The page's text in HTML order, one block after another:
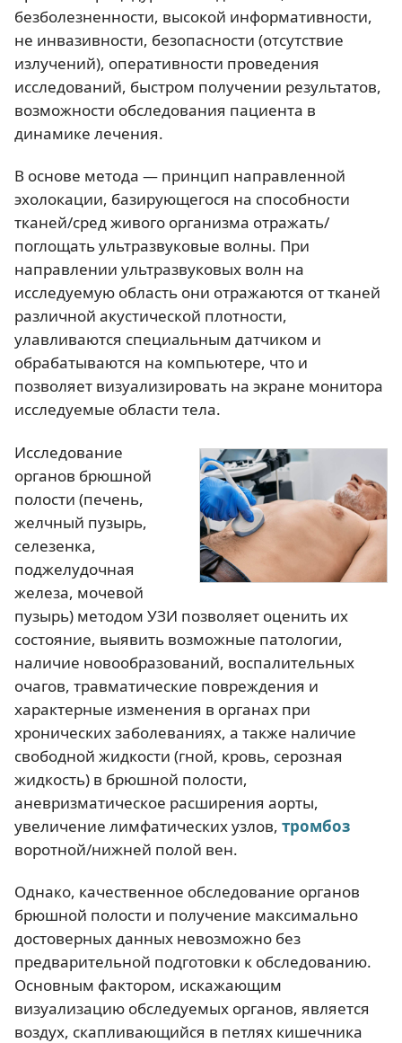
безболезненности, высокой информативности,
не инвазивности, безопасности (отсутствие
излучений), оперативности проведения
исследований, быстром получении результатов,
возможности обследования пациента в
динамике лечения.
В основе метода — принцип направленной
эхолокации, базирующегося на способности
тканей/сред живого организма отражать/
поглощать ультразвуковые волны. При
направлении ультразвуковых волн на
исследуемую область они отражаются от тканей
различной акустической плотности,
улавливаются специальным датчиком и
обрабатываются на компьютере, что и
позволяет визуализировать на экране монитора
исследуемые области тела.
Исследование
органов брюшной
полости (печень,
желчный пузырь,
селезенка,
поджелудочная
железа, мочевой
пузырь) методом УЗИ позволяет оценить их
состояние, выявить возможные патологии,
наличие новообразований, воспалительных
очагов, травматические повреждения и
характерные изменения в органах при
хронических заболеваниях, а также наличие
свободной жидкости (гной, кровь, серозная
жидкость) в брюшной полости,
аневризматическое расширения аорты,
увеличение лимфатических узлов, тромбоз
воротной/нижней полой вен.
Однако, качественное обследование органов
брюшной полости и получение максимально
достоверных данных невозможно без
предварительной подготовки к обследованию.
Основным фактором, искажающим
визуализацию обследуемых органов, является
воздух, скапливающийся в петлях кишечника